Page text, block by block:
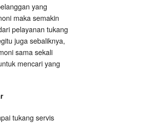
yang
maka semakin
pelayanan tukang
juga sebaliknya,
sama sekali
mencari yang
tukang servis